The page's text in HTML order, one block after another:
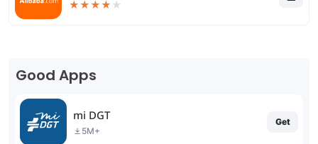
★★★★ ★
Good Apps
mi DGT
5M+
Get